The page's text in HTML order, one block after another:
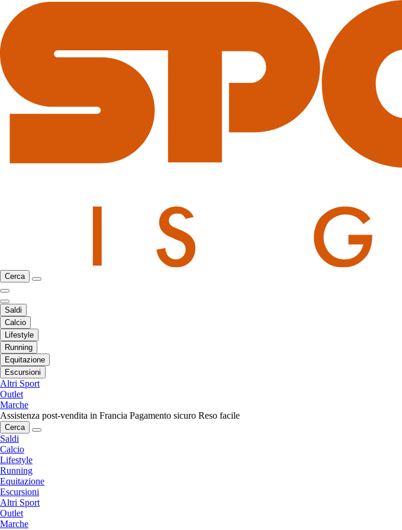
Cerca
Saldi
Calcio
Lifestyle
Running
Equitazione
Escursioni
Altri Sport
Outlet
Marche
Assistenza post-vendita in Francia Pagamento sicuro Reso facile
Cerca
Saldi
Calcio
Lifestyle
Running
Equitazione
Escursioni
Altri Sport
Outlet
Marche